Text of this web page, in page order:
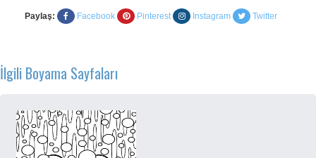
Paylaş: Facebook Pinterest Instagram Twitter
İlgili Boyama Sayfaları